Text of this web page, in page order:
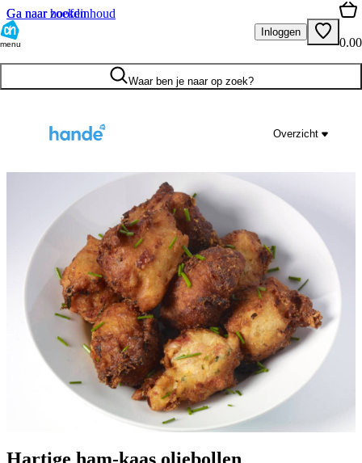
Ga naar hoofdinhoud
Ga naar zoeken
menu
Inloggen
0.00
Waar ben je naar op zoek?
Overzicht
Hartige ham-kaas oliebollen